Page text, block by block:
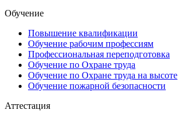
Обучение
Повышение квалификации
Обучение рабочим профессиям
Профессиональная переподготовка
Обучение по Охране труда
Обучение по Охране труда на высоте
Обучение пожарной безопасности
Аттестация